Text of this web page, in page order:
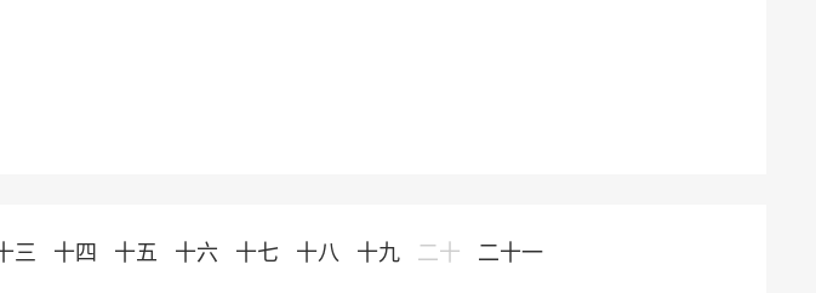
三 十四 十五 十六 十七 十八 十九 二十 二十一